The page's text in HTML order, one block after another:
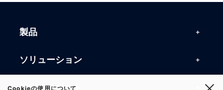
製品
製品一覧
RFIDリーダー
ソリューション
RFIDソリューション
技術・サポート
Cookieの使用について